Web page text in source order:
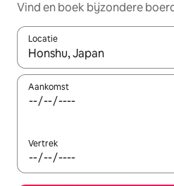
Vind en boek bijzondere
Locatie
Wanneer er resultaten
Aankomst
Vertrek